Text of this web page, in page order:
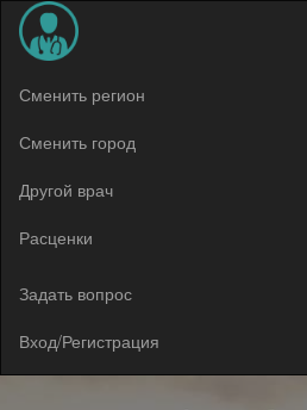
Сменить регион
Сменить город
Другой врач
Расценки
Задать вопрос
Вход/Регистрация